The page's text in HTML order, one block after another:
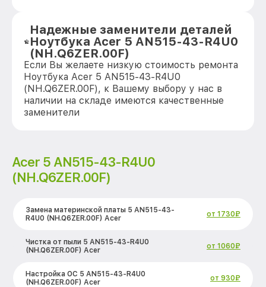
Надежные заменители деталей
Ноутбука Acer 5 AN515-43-R4U0
(NH.Q6ZER.00F)
Если Вы желаете низкую стоимость ремонта
Ноутбука Acer 5 AN515-43-R4U0
(NH.Q6ZER.00F), к Вашему выбору у нас в
наличии на складе имеются качественные
заменители
Acer 5 AN515-43-R4U0
(NH.Q6ZER.00F)
Замена материнской платы 5 AN515-43-
R4U0 (NH.Q6ZER.00F) Acer
от 1730₽
Чистка от пыли 5 AN515-43-R4U0
(NH.Q6ZER.00F) Acer
от 1060₽
Настройка ОС 5 AN515-43-R4U0
(NH.Q6ZER.00F) Acer
от 930₽